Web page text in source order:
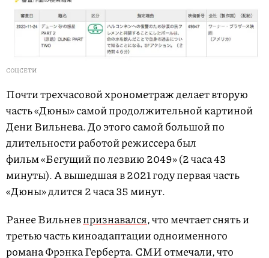
СОЦСЕТИ
Почти трехчасовой хронометраж делает вторую
часть «Дюны» самой продолжительной картиной
Дени Вильнева. До этого самой большой по
длительности работой режиссера был
фильм «Бегущий по лезвию 2049» (2 часа 43
минуты). А вышедшая в 2021 году первая часть
«Дюны» длится 2 часа 35 минут.
Ранее Вильневпризнавался, что мечтает снять и
третью часть киноадаптации одноименного
романа Фрэнка Герберта. СМИ отмечали, что